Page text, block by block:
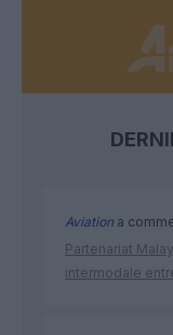
Aviation a
Partenariat
intermodale